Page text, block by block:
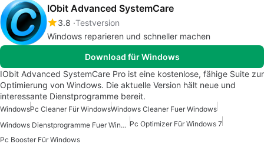
IObit Advanced SystemCare
3.8 Testversion
Windows reparieren und schneller machen
Download für Windows
IObit Advanced SystemCare Pro ist eine kostenlose, fähige Suite zur
Optimierung von Windows. Die aktuelle Version hält neue und
interessante Dienstprogramme bereit.
WindowsPc Cleaner Für WindowsWindows Cleaner Fuer Windows
Windows Dienstprogramme Fuer Windows 10 Pc Optimizer Für Windows 7
Pc Booster Für Windows